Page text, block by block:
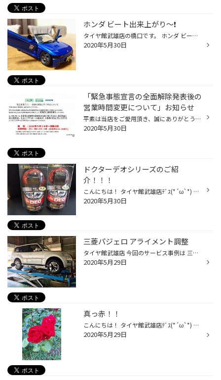
ホンダ ビート出来上がり〜❗️
タイヤ館武雄店の橋口です。 ホンダ ビートできました〜 まずは見てください❗️ ガルウィング初挑戦ですが まずまずの出来じゃないでしょうか❗️ 軽カーだから小さくて 研ぎ出しも楽でした〜 車高 思ったより落ち過ぎ ショックアブソーバーカットしましたが 計算ミスでこうなっちゃいました ヘッド...
2020年5月30日
「緊急事態宣言の全面解除発表後の
営業時間変更について」お知らせ
平素は当店をご愛用頂き、誠にありがとうございます。 5月25日に首都圏・北海道を含めた緊急事態宣言の全面解除が政府より発表されたことを受け、 感染拡大防止に向けた対策を継続的に実施した上で、段階的に通常営業をしてまいります。 尚、営業に際しては、お客様と従業員の接触機会を最小限にす...
2020年5月30日
ドクターデオシリーズのご紹
介！！！
こんにちは！ タイヤ館武雄店ﾃﾞｽ(*´ω`*) またまた、出ました！ 【Dr.DEOドクターデオ】シリーズです(*^^)v まずはこちら↓ エアコンの吹出口に取付けるタイプのドクターデオです。 つぎはこちら↓ 車内に置くだけタイプのドクターデオです。 消臭＆除菌、どちらも無香タイプ！ どちらも付けるだけ！置...
2020年5月30日
三菱パジェロ アライメント調整
タイヤ館武雄店 今回のサービス事例は 三菱パジェロのアライメント調整です。 見た目は綺麗ですが 足廻りの角度がかなりズレてました リアはキャンバー トー調整 フロントはキャスター キャンバー トー調整できます❗️ アライメント調整はタイヤ館武雄店へ お気軽にお問い合わせ下さい。
2020年5月29日
真っ赤！！
こんにちは！ タイヤ館武雄店ﾃﾞｽ(*´ω`*) 鈍ったワレの身体。。。 運動の為、散歩しとります！！ 近所に薔薇が咲いていたので パシャってきました(^^♪ 【情熱の赤】真っ赤だぁ~！！！ 綺麗な薔薇にはトゲがあります♪ ワレにもトゲが( *´艸｀)ｸｽｸｽ ↑↑ どーゆーこっちゃ！？ タイヤ館武雄店本日もスタ...
2020年5月29日